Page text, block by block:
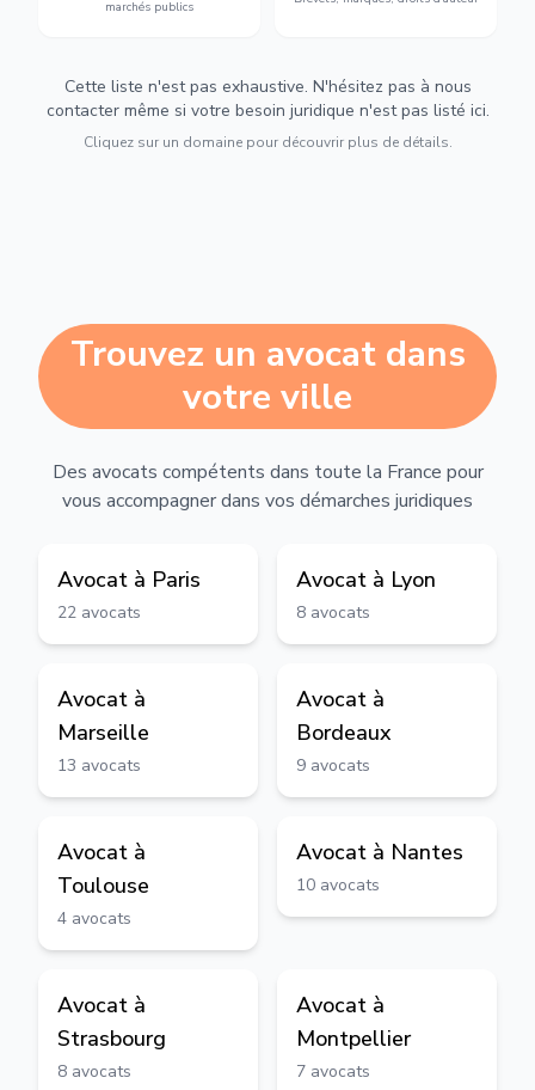
marchés publics
Cette liste n'est pas exhaustive. N'hésitez pas à nous
contacter même si votre besoin juridique n'est pas listé ici.
Cliquez sur un domaine pour découvrir plus de détails.
Trouvez un avocat dans
votre ville
Des avocats compétents dans toute la France pour
vous accompagner dans vos démarches juridiques
Avocat à Paris
22 avocats
Avocat à Lyon
8 avocats
Avocat à
Marseille
13 avocats
Avocat à
Bordeaux
9 avocats
Avocat à
Toulouse
4 avocats
Avocat à Nantes
10 avocats
Avocat à
Strasbourg
8 avocats
Avocat à
Montpellier
7 avocats